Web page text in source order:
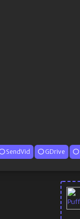
SendVid GDrive